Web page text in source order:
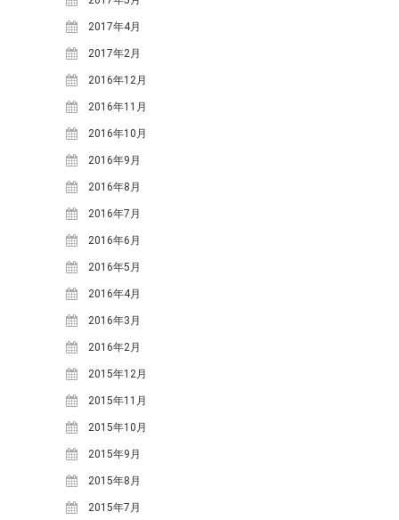
2017年4月
2017年2月
2016年12月
2016年11月
2016年10月
2016年9月
2016年8月
2016年7月
2016年6月
2016年5月
2016年4月
2016年3月
2016年2月
2015年12月
2015年11月
2015年10月
2015年9月
2015年8月
2015年7月